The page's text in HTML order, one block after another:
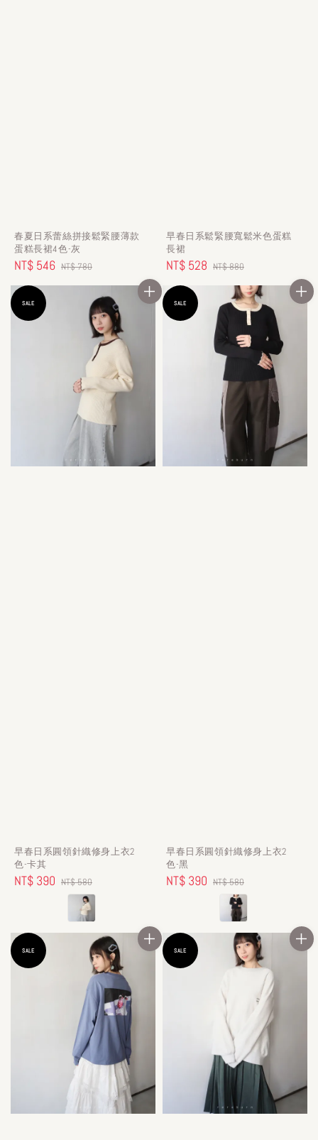
春夏日系蕾絲拼接鬆緊腰薄款
蛋糕長裙4色-灰
Sale
price
NT$ 546 Regular
price
NT$ 780
早春日系鬆緊腰寬鬆米色蛋糕
長裙
Sale
price
NT$ 528 Regular
price
NT$ 880
SALE
早春日系圓領針織修身上衣2
色-卡其
Sale
NT$ 390 Regular
price
NT$ 580
SALE
早春日系圓領針織修身上衣2
色-黑
Sale
NT$ 390 Regular
price
NT$ 580
SALE SALE